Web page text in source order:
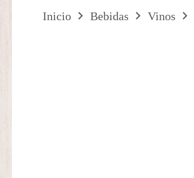
Inicio Bebidas Vinos